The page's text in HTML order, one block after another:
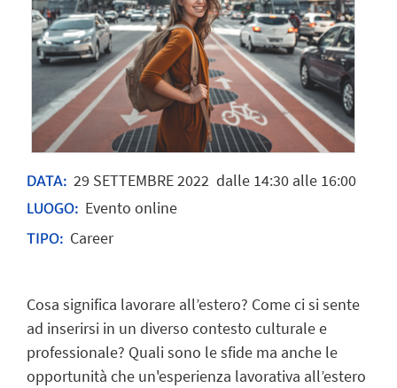
DATA: 29 SETTEMBRE2022dalle 14:30 alle 16:00
LUOGO: Evento online
TIPO: Career
Cosa significa lavorare all’estero? Come ci si sente
ad inserirsi in un diverso contesto culturale e
professionale? Quali sono le sfide ma anche le
opportunità che un'esperienza lavorativa all’estero